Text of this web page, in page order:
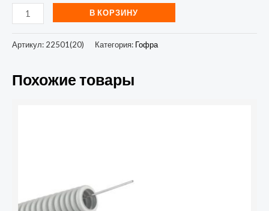
В КОРЗИНУ
Артикул: 22501(20) Категория: Гофра
Похожие товары